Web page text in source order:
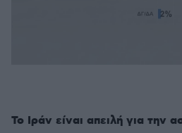
Το Ιράν είναι απειλή για την